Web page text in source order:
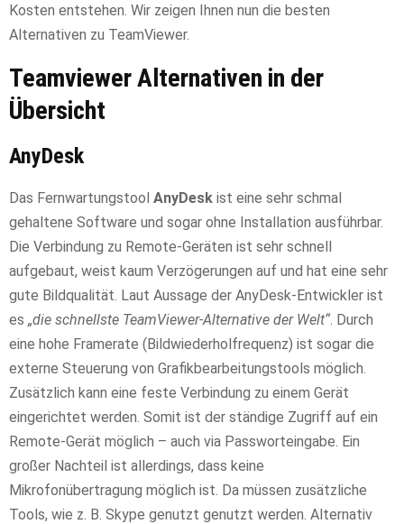
Kosten entstehen. Wir zeigen Ihnen nun die besten
Alternativen zu TeamViewer.
Teamviewer Alternativen in der
Übersicht
AnyDesk
Das Fernwartungstool AnyDesk ist eine sehr schmal
gehaltene Software und sogar ohne Installation ausführbar.
Die Verbindung zu Remote-Geräten ist sehr schnell
aufgebaut, weist kaum Verzögerungen auf und hat eine sehr
gute Bildqualität. Laut Aussage der AnyDesk-Entwickler ist
es „die schnellste TeamViewer-Alternative der Welt“. Durch
eine hohe Framerate (Bildwiederholfrequenz) ist sogar die
externe Steuerung von Grafikbearbeitungstools möglich.
Zusätzlich kann eine feste Verbindung zu einem Gerät
eingerichtet werden. Somit ist der ständige Zugriff auf ein
Remote-Gerät möglich – auch via Passworteingabe. Ein
großer Nachteil ist allerdings, dass keine
Mikrofonübertragung möglich ist. Da müssen zusätzliche
Tools, wie z. B. Skype genutzt genutzt werden. Alternativ